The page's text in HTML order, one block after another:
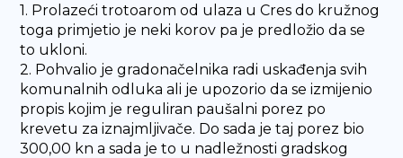
1. Prolazeći trotoarom od ulaza u Cres do kružnog
toga primjetio je neki korov pa je predložio da se
to ukloni.
2. Pohvalio je gradonačelnika radi uskađenja svih
komunalnih odluka ali je upozorio da se izmijenio
propis kojim je reguliran paušalni porez po
krevetu za iznajmljivače. Do sada je taj porez bio
300,00 kn a sada je to u nadležnosti gradskog